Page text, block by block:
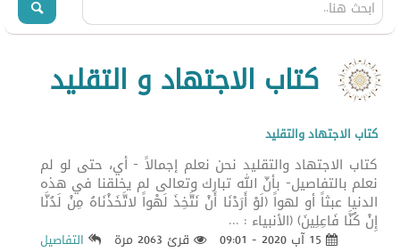
كتاب الاجتهاد و التقليد
كتاب الاجتهاد والتقليد
كتاب الاجتهاد والتقليد نحن نعلم إجمالاً - أي، حتى لو لم
نعلم بالتفاصيل- بأنّ الله تبارك وتعالى لم يخلقنا في هذه
الدنيا عبثاً أو لهواً (لَوْ أَرَدْنَا أَنْ نَتَّخِذَ لَهْواً لاتَّخَذْنَاهُ مِنْ لَدُنَّا
إِنْ كُنَّا فَاعِلِينَ) (الأنبياء : ...
قرئ 2063 مرة
التفاصيل